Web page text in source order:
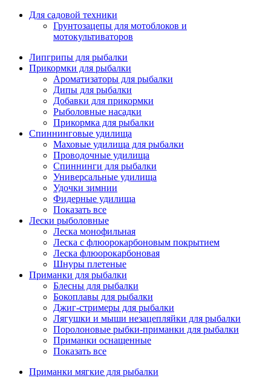
Для садовой техники
Грунтозацепы для мотоблоков и
мотокультиваторов
Липгрипы для рыбалки
Прикормки для рыбалки
Ароматизаторы для рыбалки
Дипы для рыбалки
Добавки для прикормки
Рыболовные насадки
Прикормка для рыбалки
Спиннинговые удилища
Маховые удилища для рыбалки
Проводочные удилища
Спиннинги для рыбалки
Универсальные удилища
Удочки зимнии
Фидерные удилища
Показать все
Лески рыболовные
Леска монофильная
Леска с флюорокарбоновым покрытием
Леска флюорокарбоновая
Шнуры плетеные
Приманки для рыбалки
Блесны для рыбалки
Бокоплавы для рыбалки
Джиг-стримеры для рыбалки
Лягушки и мыши незацепляйки для рыбалки
Поролоновые рыбки-приманки для рыбалки
Приманки оснащенные
Показать все
Приманки мягкие для рыбалки